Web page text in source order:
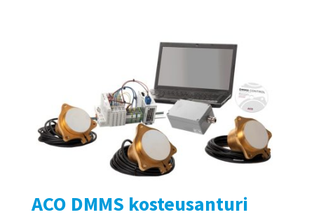
ACO DMMS kosteusanturi